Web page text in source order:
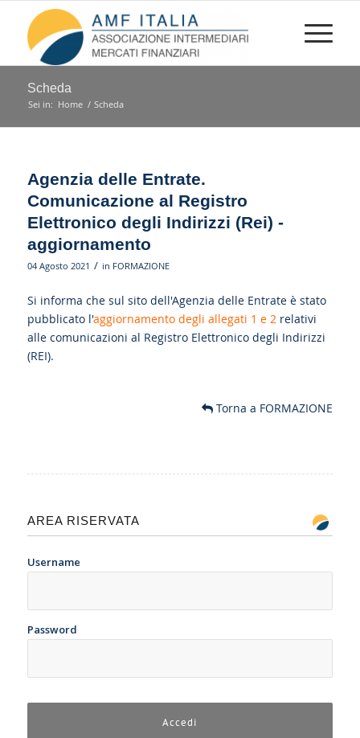
Scheda
Sei in: Home / Scheda
Agenzia delle Entrate.
Comunicazione al Registro
Elettronico degli Indirizzi (Rei) -
aggiornamento
04 Agosto 2021 / in FORMAZIONE
Si informa che sul sito dell'Agenzia delle Entrate è stato
pubblicato l'aggiornamento degli allegati 1 e 2relativi
alle comunicazioni al Registro Elettronico degli Indirizzi
(REI).
Torna a FORMAZIONE
AREA RISERVATA
Username
Password